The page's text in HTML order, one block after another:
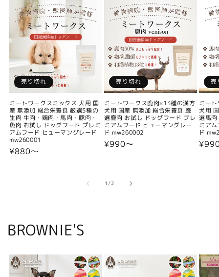
売り切れ
ミートワークスミックス 犬用 国
産 無添加 総合栄養食 厳選5種の
生肉 牛肉・鶏肉・馬肉・豚肉・
魚肉 お試し ドッグフード プレミ
アムフード ヒューマングレード
mw260001
通
¥880〜
売り切れ
ミートワークス鹿肉×13種の漢方
犬用 国産 無添加 総合栄養食 厳
選鹿肉 お試し ドッグフード プレ
ミアムフード ヒューマングレー
ド mw260002
通
¥990〜
売
ミー
犬用
選馬
ミア
ド
通
1/の
2
BROWNIE'S